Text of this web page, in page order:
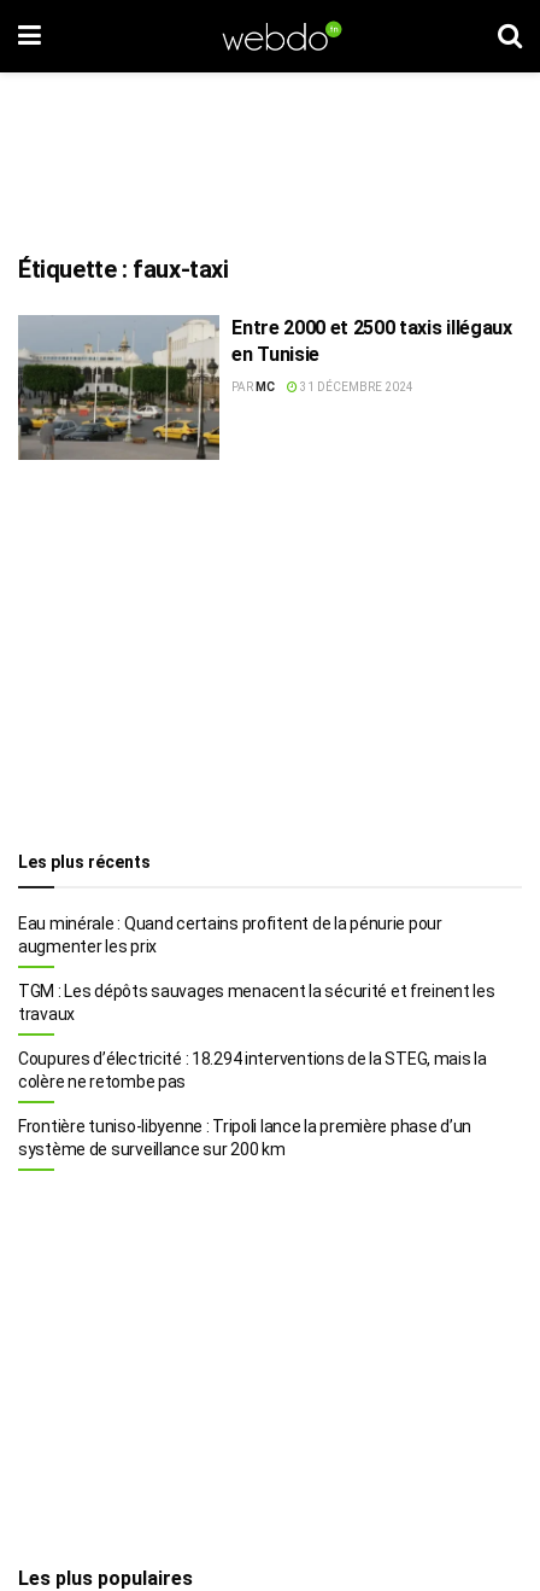
Étiquette : faux-taxi
Entre 2000 et 2500 taxis illégaux
en Tunisie
PAR MC 31 DÉCEMBRE 2024
Les plus récents
Eau minérale : Quand certains profitent de la pénurie pour
augmenter les prix
TGM : Les dépôts sauvages menacent la sécurité et freinent les
travaux
Coupures d’électricité : 18.294 interventions de la STEG, mais la
colère ne retombe pas
Frontière tuniso-libyenne : Tripoli lance la première phase d’un
système de surveillance sur 200 km
Les plus populaires